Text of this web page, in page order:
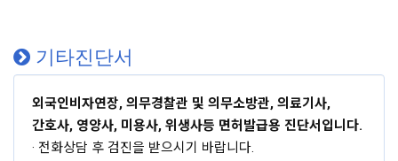
기타진단서
외국인비자연장, 의무경찰관 및 의무소방관, 의료기사,
간호사, 영양사, 미용사, 위생사등 면허발급용 진단서입니다.
· 전화상담 후 검진을 받으시기 바랍니다.